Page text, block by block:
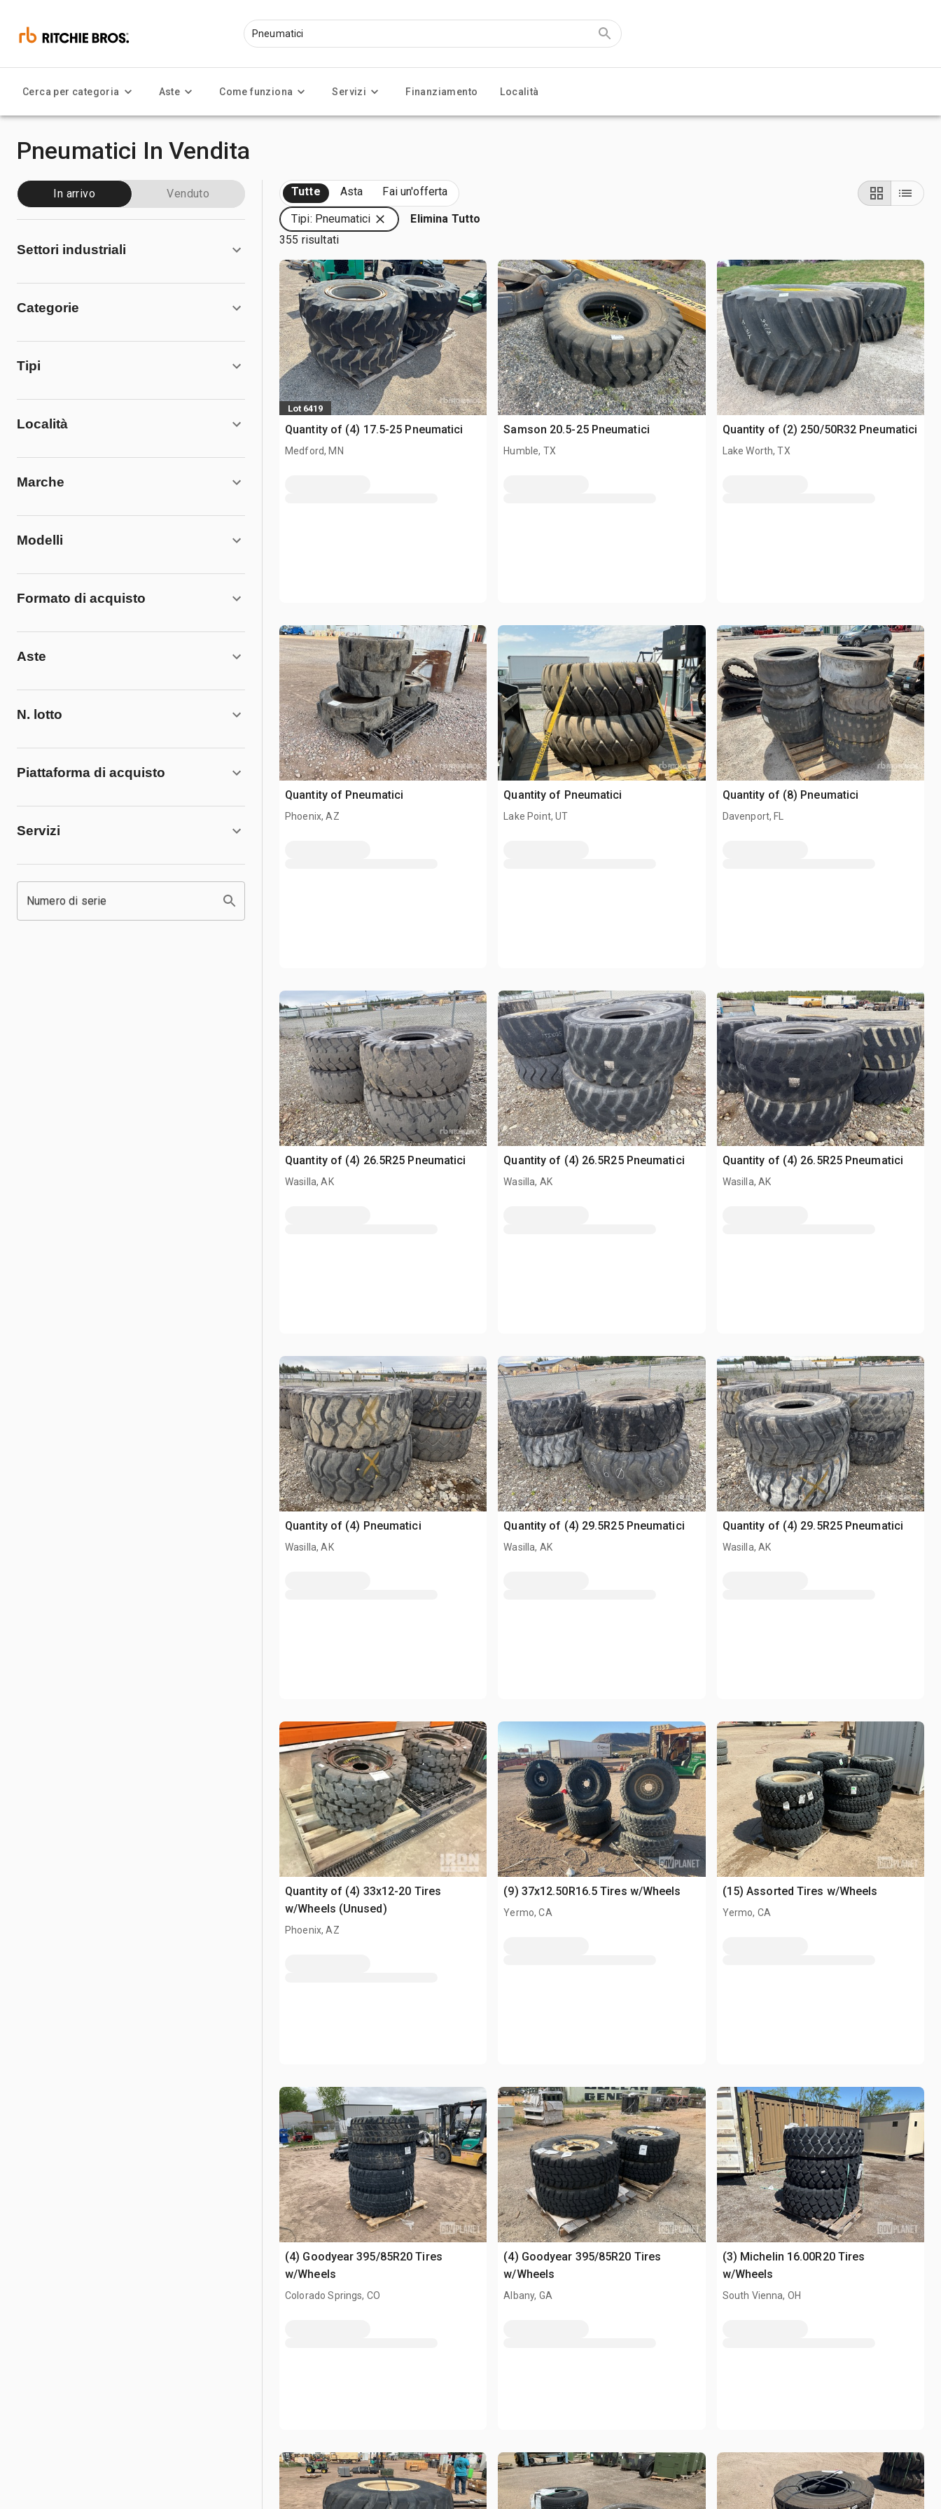
Cerca per categoria Aste Come funziona Servizi Finanziamento Località
Pneumatici In Vendita
In arrivo Venduto
Settori industriali
Categorie
Tipi
Località
Marche
Modelli
Formato di acquisto
Aste
N. lotto
Piattaforma di acquisto
Servizi
Numero di serie
Tutte Asta Fai un'offerta
Tipi: Pneumatici
Elimina Tutto
355 risultati
Lot 6419
Quantity of (4) 17.5-25 Pneumatici
Medford, MN
Samson 20.5-25 Pneumatici
Humble, TX
Quantity of (2) 250/50R32 Pneumatici
Lake Worth, TX
Quantity of Pneumatici
Phoenix, AZ
Quantity of Pneumatici
Lake Point, UT
Quantity of (8) Pneumatici
Davenport, FL
Quantity of (4) 26.5R25 Pneumatici
Wasilla, AK
Quantity of (4) 26.5R25 Pneumatici
Wasilla, AK
Quantity of (4) 26.5R25 Pneumatici
Wasilla, AK
Quantity of (4) Pneumatici
Wasilla, AK
Quantity of (4) 29.5R25 Pneumatici
Wasilla, AK
Quantity of (4) 29.5R25 Pneumatici
Wasilla, AK
Quantity of (4) 33x12-20 Tires
w/Wheels (Unused)
Phoenix, AZ
(9) 37x12.50R16.5 Tires w/Wheels
Yermo, CA
(15) Assorted Tires w/Wheels
Yermo, CA
(4) Goodyear 395/85R20 Tires
w/Wheels
Colorado Springs, CO
(4) Goodyear 395/85R20 Tires
w/Wheels
Albany, GA
(3) Michelin 16.00R20 Tires
w/Wheels
South Vienna, OH